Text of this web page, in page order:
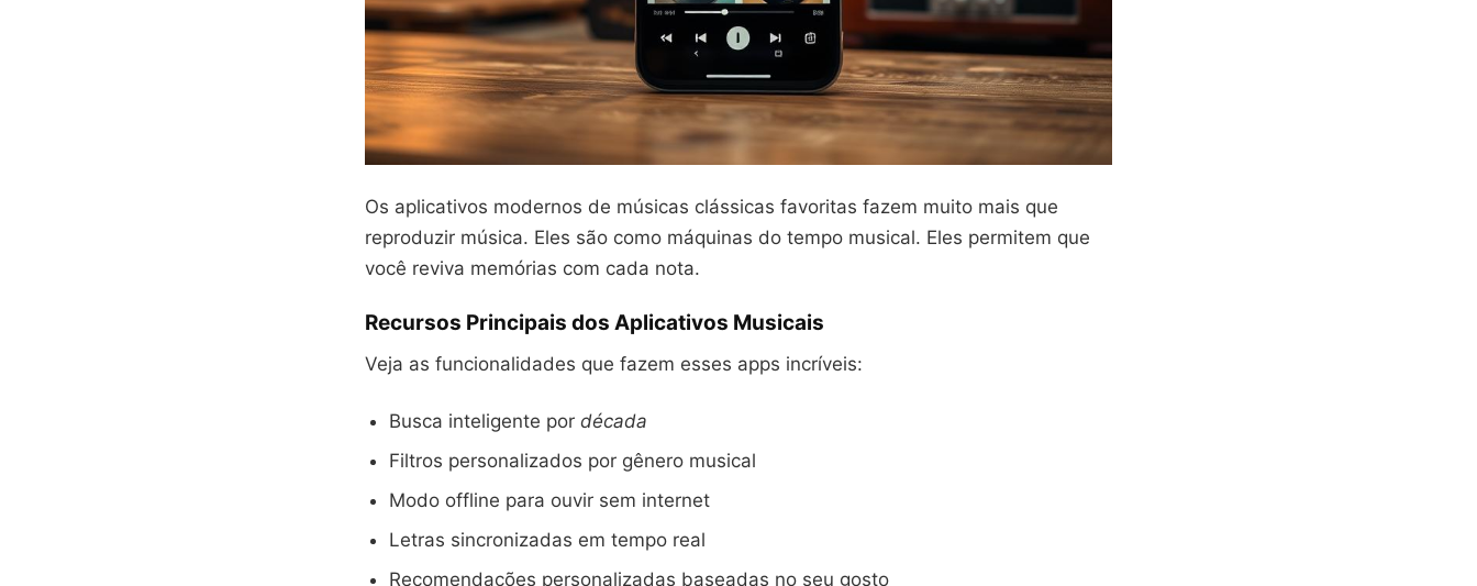
Os aplicativos modernos de músicas clássicas favoritas fazem muito mais que
reproduzir música. Eles são como máquinas do tempo musical. Eles permitem que
você reviva memórias com cada nota.
Recursos Principais dos Aplicativos Musicais
Veja as funcionalidades que fazem esses apps incríveis:
Busca inteligente por década
Filtros personalizados por gênero musical
Modo offline para ouvir sem internet
Letras sincronizadas em tempo real
Recomendações personalizadas baseadas no seu gosto